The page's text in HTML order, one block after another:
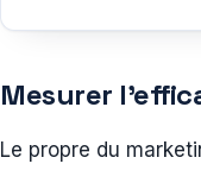
Mesurer
Le propre du